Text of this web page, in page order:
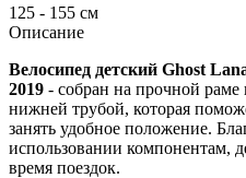
125 - 155 см
Описание
Велосипед детский Ghost
2019 - собран на прочной раме
нижней трубой, которая
занять удобное положение.
использовании компонентам,
время поездок.